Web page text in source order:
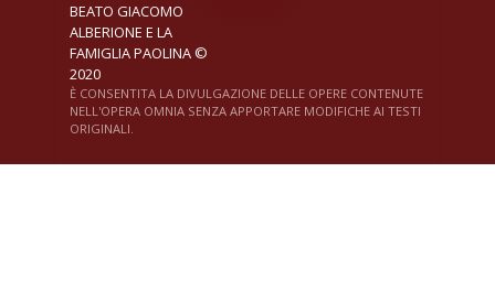
BEATO GIACOMO
ALBERIONE E LA
FAMIGLIA PAOLINA ©
2020
È CONSENTITA LA DIVULGAZIONE DELLE OPERE CONTENUTE
NELL'OPERA OMNIA SENZA APPORTARE MODIFICHE AI TESTI
ORIGINALI.